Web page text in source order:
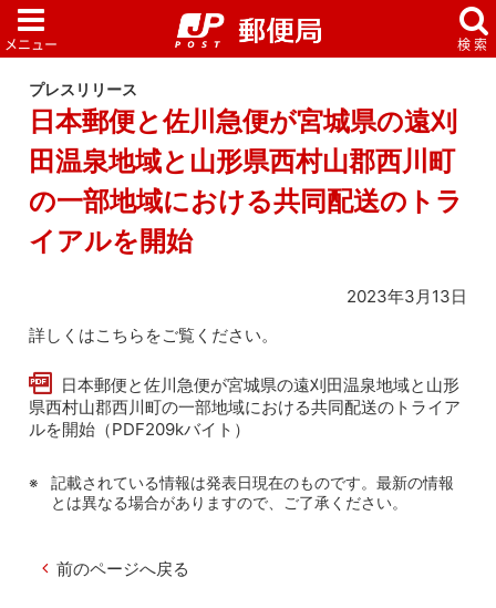
プレスリリース
日本郵便と佐川急便が宮城県の遠刈
田温泉地域と山形県西村山郡西川町
の一部地域における共同配送のトラ
イアルを開始
2023年3月13日
詳しくはこちらをご覧ください。
日本郵便と佐川急便が宮城県の遠刈田温泉地域と山形
県西村山郡西川町の一部地域における共同配送のトライア
ルを開始（PDF209kバイト）
記載されている情報は発表日現在のものです。最新の情報
とは異なる場合がありますので、ご了承ください。
前のページへ戻る